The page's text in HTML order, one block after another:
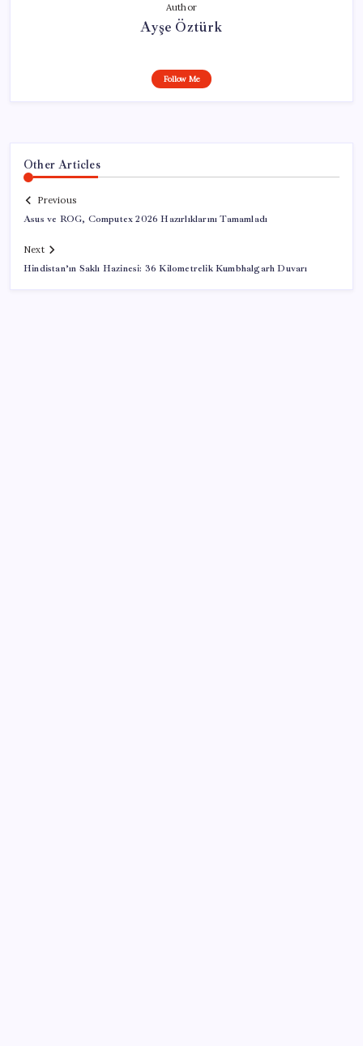
Author
Ayşe Öztürk
Follow Me
Other Articles
Previous
Asus ve ROG, Computex 2026 Hazırlıklarını Tamamladı
Next
Hindistan’ın Saklı Hazinesi: 36 Kilometrelik Kumbhalgarh Duvarı